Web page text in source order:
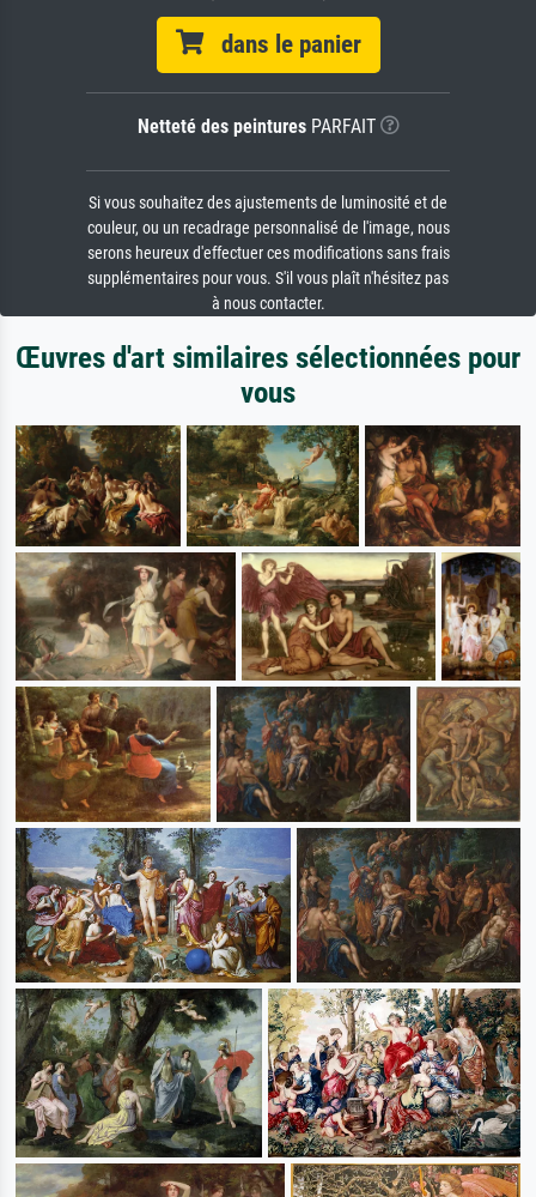
dans le panier
Netteté des peinturesPARFAIT
Si vous souhaitez des ajustements de luminosité et de
couleur, ou un recadrage personnalisé de l'image, nous
serons heureux d'effectuer ces modifications sans frais
supplémentaires pour vous. S'il vous plaît n'hésitez pas
à nous contacter.
Œuvres d'art similaires sélectionnées pour
vous